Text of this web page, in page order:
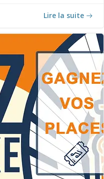
Lire la suite